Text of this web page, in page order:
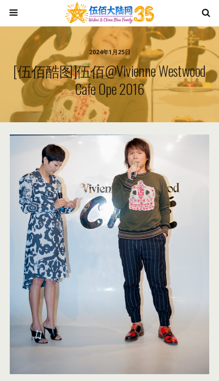
2024年1月25日
[伍佰酷图]伍佰@vivienne Westwood
Cafe Ope 2016